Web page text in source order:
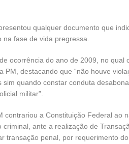
qualquer documento que
fase de vida pregressa.
ocorrência do ano de 2009, no qual
destacando que “não houve
quando constar conduta
militar”.
a Constituição Federal ao
ante a realização de
transação penal, por requerimento